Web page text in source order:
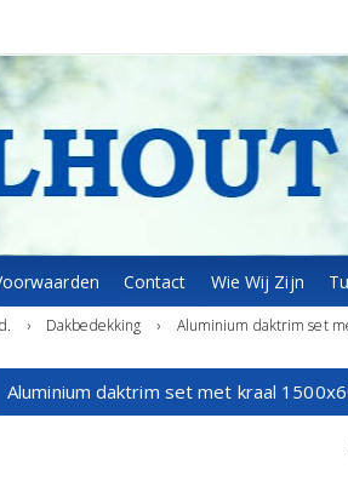
Contact Wie Wij Zijn
› Dakbedekking › Aluminium daktrim set
Aluminium daktrim set met kraal